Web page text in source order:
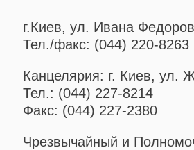
г.Киев, ул. Ивана
Тел./факс: (044) 220-8263
Канцелярия: г. Киев, ул.
Тел.: (044) 227-8214
Факс: (044) 227-2380
Чрезвычайный и